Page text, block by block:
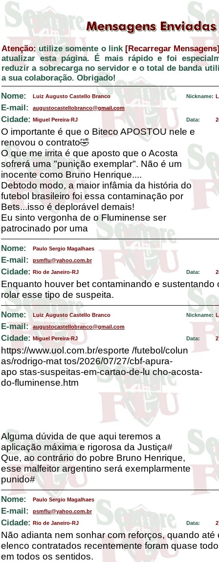
Atenção: utilize somente o link [Recarregar
atualizar esta página. É mais rápido e foi
reduzir a sobrecarga no servidor e o total de banda
a sua colaboração. Obrigado!
Nome:
Luiz Augusto Castello Branco Nickname:
E-mail: augustocastellobranco@gmail.com
Cidade: Miguel Pereira-RJ Data:
O importante é que o Biteco APOSTOU nele e
renovou o contrato🤣
O que me irrita é que aposto que o Acosta
sofrerá uma "punição exemplar". Não é um
inocente como Bruno Henrique....
Debtodo modo, a maior infâmia da história do
futebol brasileiro foi essa contaminação por
Bets...isso é deplorável demais!
Eu sinto vergonha de o Fluminense ser
patrocinado por uma
Nome: Paulo Sergio Magalhaes
E-mail: psmflu@yahoo.com.br
Cidade: Rio de Janeiro-RJ Data:
Enquanto houver bet contaminando e sustentando
rolar esse tipo de suspeita.
Nome: Luiz Augusto Castello Branco Nickname:
E-mail: augustocastellobranco@gmail.com
Cidade: Miguel Pereira-RJ Data:
https://www.uol.com.br/esporte /futebol/colun
as/rodrigo-mat tos/2026/07/27/cbf-apura-
apo stas-suspeitas-em-cartao-de-lu cho-acosta-
do-fluminense.htm
Alguma dúvida de que aqui teremos a
aplicação máxima e rigorosa da Justiça#
Que, ao contrário do pobre Bruno Henrique,
esse malfeitor argentino será exemplarmente
punido#
Nome: Paulo Sergio Magalhaes
E-mail: psmflu@yahoo.com.br
Cidade: Rio de Janeiro-RJ Data:
Não adianta nem sonhar com reforços, quando até
elenco contratados recentemente foram quase
em todos os sentidos.